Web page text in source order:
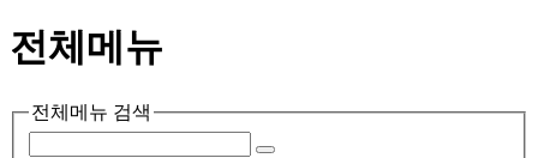
전체메뉴
전체메뉴 검색